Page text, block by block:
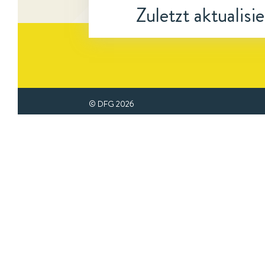
Zuletzt
© DFG 2026